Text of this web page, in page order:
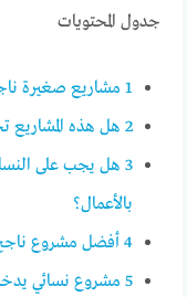
جدول المحتويات
1 مشاريع صغيرة
2 هل هذه المشاريع
3 هل يجب على
بالأعمال؟
4 أفضل مشروع
5 مشروع نسائي